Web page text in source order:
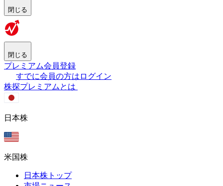
閉じる
閉じる
プレミアム会員登録
すでに会員の方はログイン
株探プレミアムとは
日本株
米国株
日本株トップ